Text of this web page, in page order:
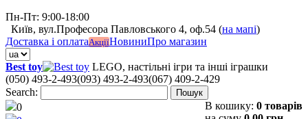
Пн-Пт: 9:00-18:00
Київ, вул.Професора Павловського 4, оф.54 (на мапі)
Доставка і оплатаАкціїНовиниПро магазин
Best toy
LEGO, настільні ігри та інші іграшки
(050) 493-2-493(093) 493-2-493(067) 409-2-429
Search:
Пошук
0 В кошику: 0 товарів